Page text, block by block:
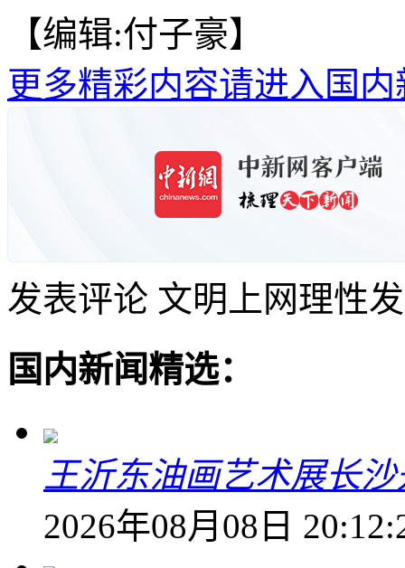
【编辑:付子豪】
更多精彩内容请进入国内
发表评论 文明上网理性
国内新闻精选：
王沂东油画艺术展长
2026年08月08日